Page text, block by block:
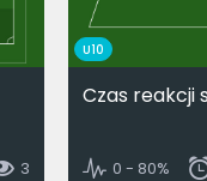
3
U10
Czas reakcji
0 - 80%